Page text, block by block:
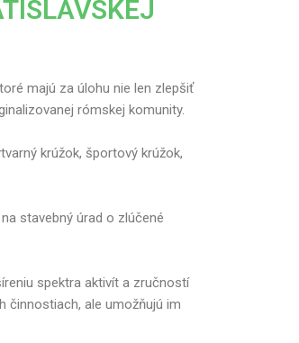
majú za úlohu nie len zlepšiť
rómskej komunity.
krúžok, športový krúžok,
stavebný úrad o zlúčené
spektra aktivít a zručností
činnostiach, ale umožňujú im